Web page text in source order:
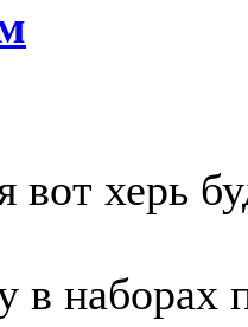
вот херь
в наборах